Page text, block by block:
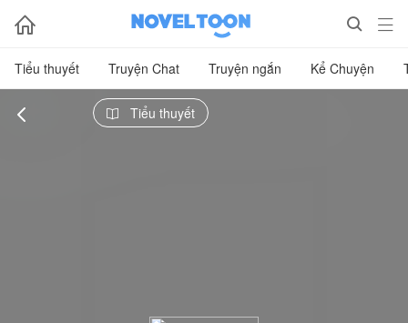
  
Tiểu thuyết Truyện Chat Truyện ngắn Kể Chuyện
  Tiểu thuyết